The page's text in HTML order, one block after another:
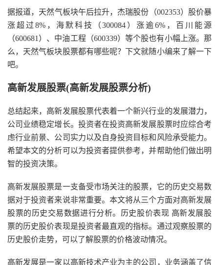
据报道，天然气板块午后拉升，杰瑞股份（002353）股价暴
涨超过8%，海默科技（300084）涨逾6%，百川能源
（600681）、中油工程（600339）等个股也有小幅上涨。那
么，天然气板块股票都有哪些呢？下文就随小编来了解一下
吧。
高新发展股票(高新发展股票分析)
总结起来，高新发展股票代表着一个新兴行业的发展潜力，
公司业绩稳定增长。投资者在投资高新发展股票时应综合考
虑行业前景、公司实力以及自身投资目标和风险承受能力。
希望本文的分析可以为投资者提供参考，并帮助他们做出明
智的投资决策。
高新发展股票是一支备受市场关注的股票，它的历史交易数
据对于投资者来说非常重要。本文将从三个方面对高新发展
股票的历史交易数据进行分析。历史股价表现 高新发展股
票的历史股价表现是投资者最直观的指标。通过观察股票的
历史股价走势，可以了解股票的价格波动情况。
高新发展是一家以高新技术产业为主的公司，业务涵盖了信